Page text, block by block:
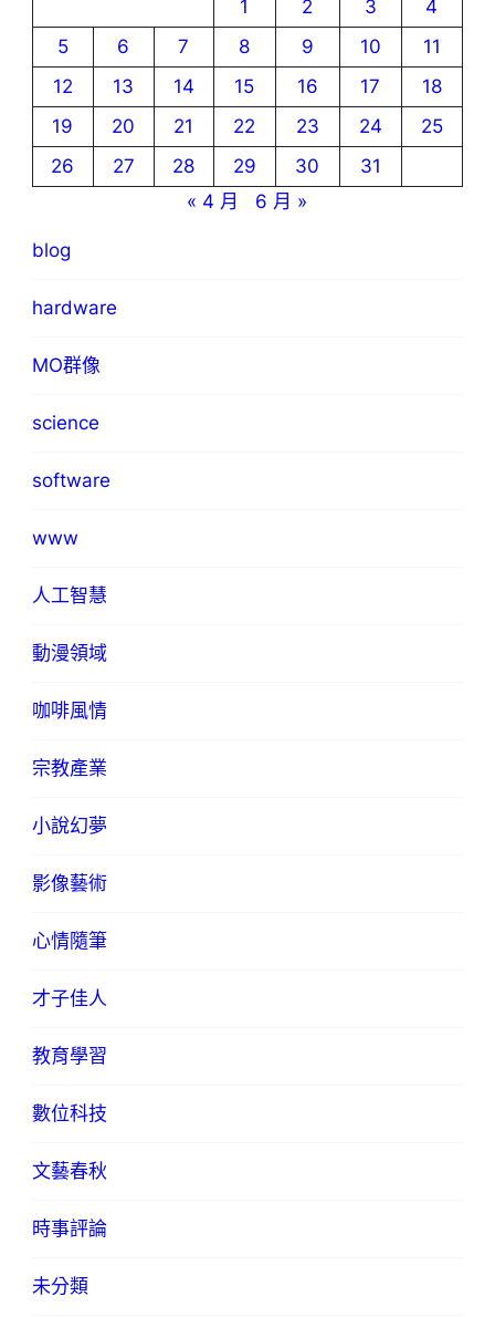
1 2 3
4
5
6 7 8 9 10
11
12
13 14 15 16 17
18
19
20 21 22 23 24
25
26
27 28 29 30
31
« 4 月
6 月 »
blog
hardware
MO群像
science
software
www
人工智慧
動漫領域
咖啡風情
宗教產業
小說幻夢
影像藝術
心情隨筆
才子佳人
教育學習
數位科技
文藝春秋
時事評論
未分類